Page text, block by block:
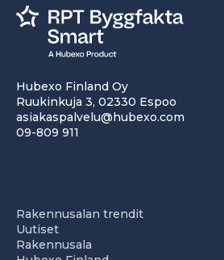
Hubexo Finland Oy
Ruukinkuja 3, 02330 Espoo
asiakaspalvelu@hubexo.com
09-809 911
Rakennusalan trendit
Uutiset
Rakennusala